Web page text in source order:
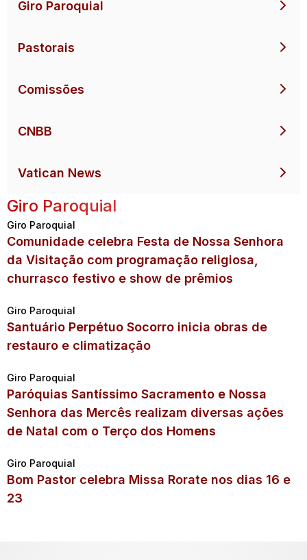
Giro Paroquial
Pastorais
Comissões
CNBB
Vatican News
Giro Paroquial
Giro Paroquial
Comunidade celebra Festa de Nossa Senhora
da Visitação com programação religiosa,
churrasco festivo e show de prêmios
Giro Paroquial
Santuário Perpétuo Socorro inicia obras de
restauro e climatização
Giro Paroquial
Paróquias Santíssimo Sacramento e Nossa
Senhora das Mercês realizam diversas ações
de Natal com o Terço dos Homens
Giro Paroquial
Bom Pastor celebra Missa Rorate nos dias 16 e
23